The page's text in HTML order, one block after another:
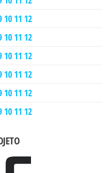
10 11 12
10 11 12
10 11 12
10 11 12
10 11 12
10 11 12